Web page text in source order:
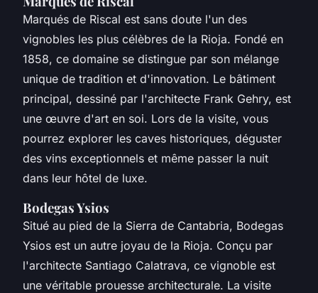
Marqués de Riscal est sans doute l'un des
vignobles les plus célèbres de la Rioja. Fondé en
1858, ce domaine se distingue par son mélange
unique de tradition et d'innovation. Le bâtiment
principal, dessiné par l'architecte Frank Gehry, est
une œuvre d'art en soi. Lors de la visite, vous
pourrez explorer les caves historiques, déguster
des vins exceptionnels et même passer la nuit
dans leur hôtel de luxe.
Bodegas Ysios
Situé au pied de la Sierra de Cantabria, Bodegas
Ysios est un autre joyau de la Rioja. Conçu par
l'architecte Santiago Calatrava, ce vignoble est
une véritable prouesse architecturale. La visite